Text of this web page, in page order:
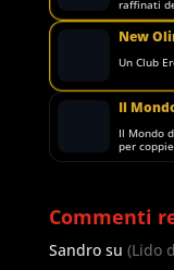
raffinati
New
Un Club
Il
Il Mondo
per
Commenti
Sandrosu (Lido